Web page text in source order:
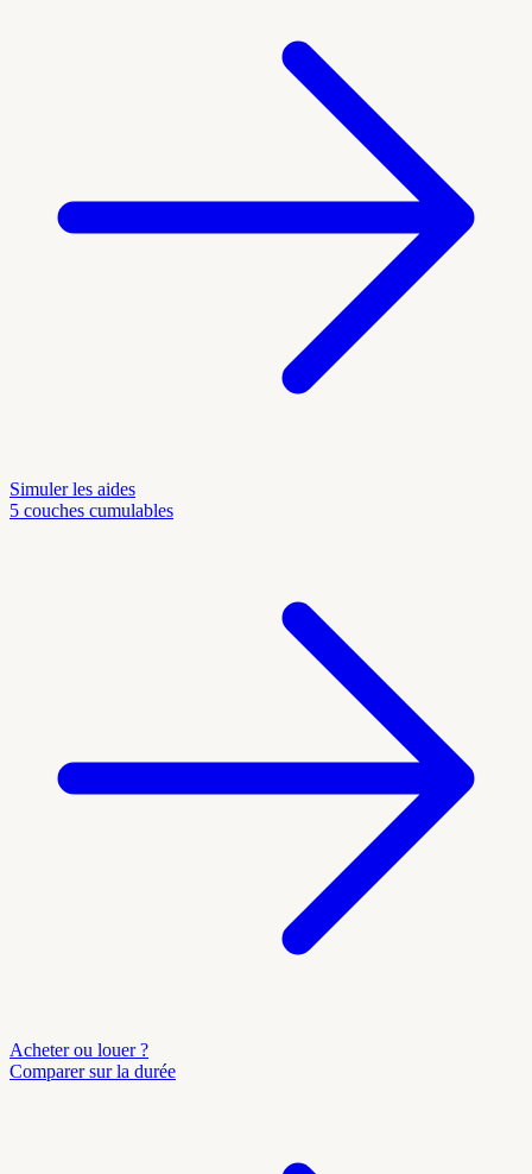
Simuler les aides
5 couches cumulables
Acheter ou louer ?
Comparer sur la durée